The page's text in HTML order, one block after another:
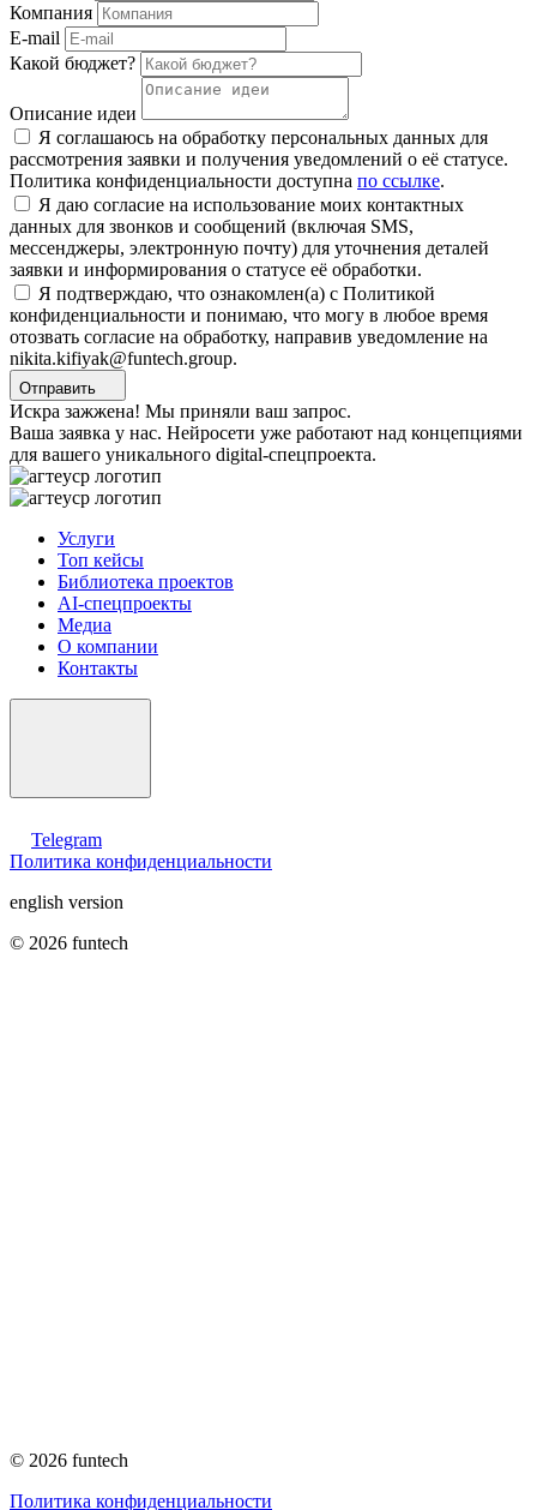
Компания
E-mail
Какой бюджет?
Описание идеи
Я соглашаюсь на обработку персональных данных для
рассмотрения заявки и получения уведомлений о её статусе.
Политика конфиденциальности доступна по ссылке.
Я даю согласие на использование моих контактных
данных для звонков и сообщений (включая SMS,
мессенджеры, электронную почту) для уточнения деталей
заявки и информирования о статусе её обработки.
Я подтверждаю, что ознакомлен(а) с Политикой
конфиденциальности и понимаю, что могу в любое время
отозвать согласие на обработку, направив уведомление на
nikita.kifiyak@funtech.group.
Отправить
Искра зажжена! Мы приняли ваш запрос.
Ваша заявка у нас. Нейросети уже работают над концепциями
для вашего уникального digital-спецпроекта.
Услуги
Топ кейсы
Библиотека проектов
AI-спецпроекты
Медиа
О компании
Контакты
Telegram
Политика конфиденциальности
english version
© 2026 funtech
© 2026 funtech
Политика конфиденциальности